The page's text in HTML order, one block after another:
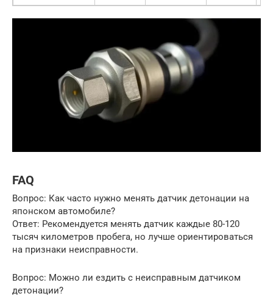
FAQ
Вопрос: Как часто нужно менять датчик детонации на
японском автомобиле?
Ответ: Рекомендуется менять датчик каждые 80-120
тысяч километров пробега, но лучше ориентироваться
на признаки неисправности.
Вопрос: Можно ли ездить с неисправным датчиком
детонации?